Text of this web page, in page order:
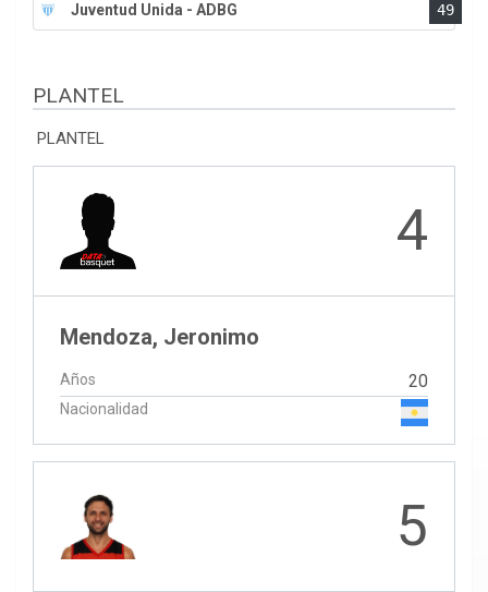
Juventud Unida - ADBG
49
PLANTEL
PLANTEL
4
Mendoza, Jeronimo
Años 20
Nacionalidad
5